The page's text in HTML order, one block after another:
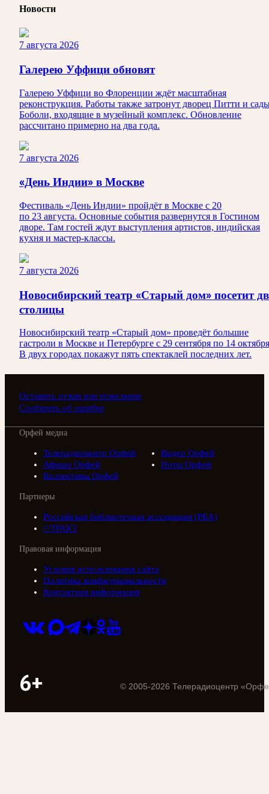
Новости
7 августа 2026
Галерею Уффици обновят
Галерею Уффици во Флоренции ждёт масштабная
реконструкция. Работы также затронут дворец Питти и
Боболи, входящие в музейный комплекс. Обновление
рассчитано примерно на два года.
7 августа 2026
«День Индии» в Москве
Фестиваль «День Индии» пройдёт в Москве с 20
по 23 августа. Основные события развернутся в Гостином
дворе. Там гостей ждут выступления артистов, индийская
кухня и мастер-классы.
7 августа 2026
Новосибирский театр «Старый дом» посетит
столицы
Новосибирский театр «Старый дом» проведёт большие
гастроли в Москве и Петербурге с 29 сентября по 14
В двух городах покажут пять спектаклей последних лет.
Оставить отзыв или пожелание
Сообщить об ошибке
Орфей медиа
Телерадиоцентр Орфей
Видео Орфей
Афиша Орфей
Ноты Орфей
Коллективы Орфей
Партнеры
Российская библиотечная ассоциация (РБА)
///ТРАКТ
Правовая информация
Условия использования сайта
Политика конфиденциальности
Контактная информация
6+ © 2005-2026 Телерадиоцентр